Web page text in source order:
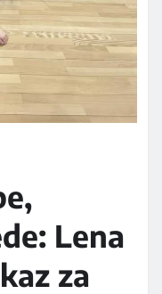
Lena
za